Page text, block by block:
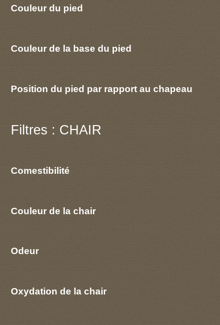
Couleur du pied
Couleur de la base du pied
Position du pied par rapport au chapeau
Filtres : CHAIR
Comestibilité
Couleur de la chair
Odeur
Oxydation de la chair